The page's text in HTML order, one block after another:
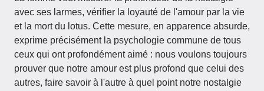
avec ses larmes, vérifier la loyauté de l'amour par la vie
et la mort du lotus. Cette mesure, en apparence absurde,
exprime précisément la psychologie commune de tous
ceux qui ont profondément aimé : nous voulons toujours
prouver que notre amour est plus profond que celui des
autres, faire savoir à l'autre à quel point notre nostalgie